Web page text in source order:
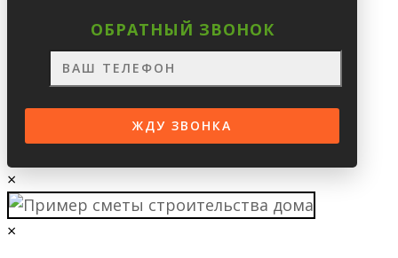
ОБРАТНЫЙ ЗВОНОК
×
×